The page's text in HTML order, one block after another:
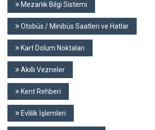
Mezarlık Bilgi Sistemi
Otobüs / Minibüs Saatleri ve Hatlar
Kart Dolum Noktaları
Akıllı Vezneler
Kent Rehberi
Evlilik İşlemleri